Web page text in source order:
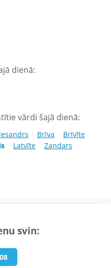
dienā:
vārdi šajā dienā:
Brīva
Brīvīte
Latvīte
Zandars
svin: